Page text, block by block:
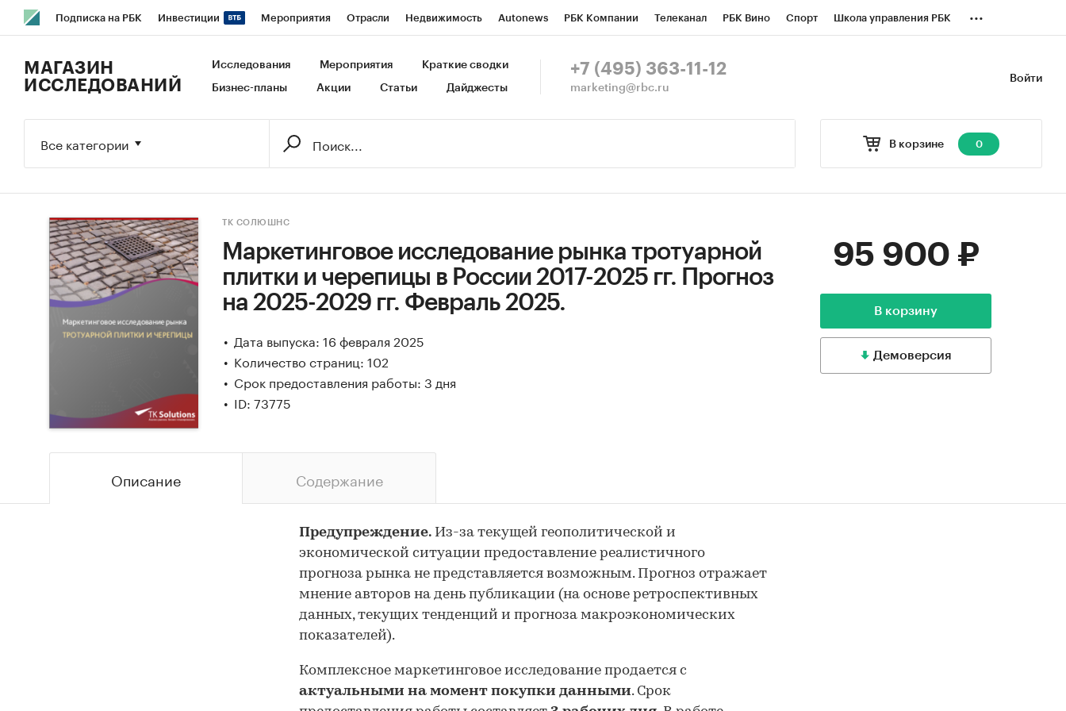
Подписка на РБК Инвестиции Мероприятия Отрасли Недвижимость Autonews РБК Компании Телеканал РБК Вино Спорт Школа управления РБК
Исследования Кредитные рейтинги Франшизы Газета Спецпроекты СПб Конференции СПб Спецпроекты
...
Войти
МАГАЗИН
ИССЛЕДОВАНИЙ
Исследования Мероприятия Краткие сводки
Бизнес-планы Акции Статьи Дайджесты
+7 (495) 363-11-12
marketing@rbc.ru
В корзине 0
Все категории
ТК СОЛЮШНС
Маркетинговое исследование рынка тротуарной
плитки и черепицы в России 2017-2025 гг. Прогноз
на 2025-2029 гг. Февраль 2025.
Дата выпуска: 16 февраля 2025
Количество страниц: 102
Срок предоставления работы: 3 дня
ID: 73775
95 900 ₽
В корзину
Демоверсия
Описание Содержание
Предупреждение. Из-за текущей геополитической и
экономической ситуации предоставление реалистичного
прогноза рынка не представляется возможным. Прогноз отражает
мнение авторов на день публикации (на основе ретроспективных
данных, текущих тенденций и прогноза макроэкономических
показателей).
Комплексное маркетинговое исследование продается с
актуальными на момент покупки данными. Срок